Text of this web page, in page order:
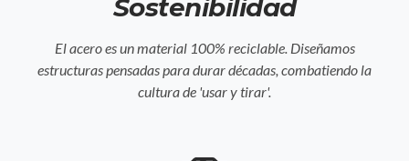
Sostenibilidad
El acero es un material 100% reciclable. Diseñamos
estructuras pensadas para durar décadas, combatiendo la
cultura de 'usar y tirar'.